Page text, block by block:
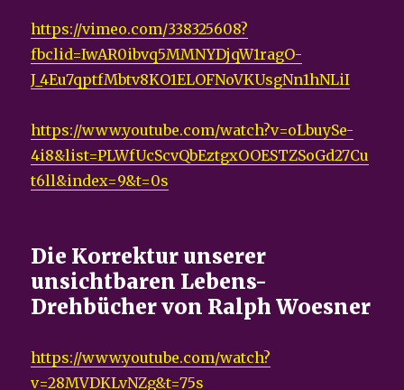
https://vimeo.com/338325608?
fbclid=IwAR0ibvq5MMNYDjqW1ragO-
J_4Eu7qptfMbtv8KO1ELOFNoVKUsgNn1hNLiI
https://www.youtube.com/watch?v=oLbuySe-
4i8&list=PLWfUcScvQbEztgxOOESTZSoGd27Cu
t6ll&index=9&t=0s
Die Korrektur unserer
unsichtbaren Lebens-
Drehbücher von Ralph Woesner
https://www.youtube.com/watch?
v=28MVDKLvNZg&t=75s